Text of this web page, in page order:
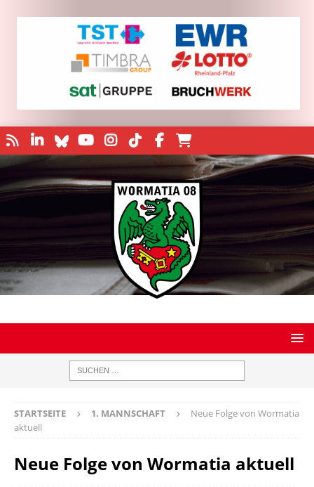
STARTSEITE 1. MANNSCHAFT
Neue Folge von Wormatia
aktuell
Neue Folge von Wormatia aktuell